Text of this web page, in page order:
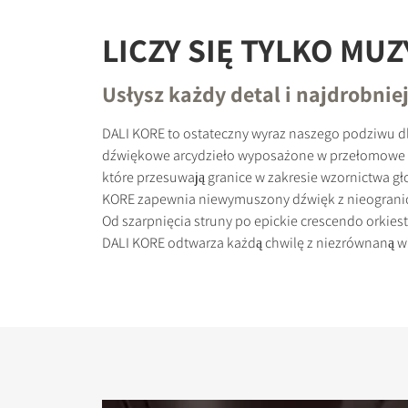
PORÓWNAJ
LICZY SIĘ TYLKO
Usłysz każdy detal i
DALI KORE to ostateczny wyraz naszego podziwu
dźwiękowe arcydzieło wyposażone w
które przesuwają granice w zakresie wzornictwa
KORE zapewnia niewymuszony dźwięk z
Od szarpnięcia struny po epickie crescendo
DALI KORE odtwarza każdą chwilę z niezrównaną